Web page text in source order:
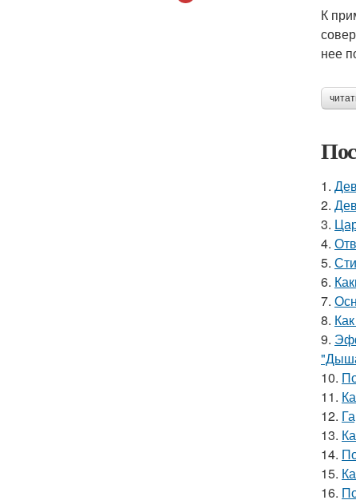
К
нее
1.
2.
3.
4.
5.
6.
7.
8.
9.
10.
11.
12.
13.
14.
15.
16.